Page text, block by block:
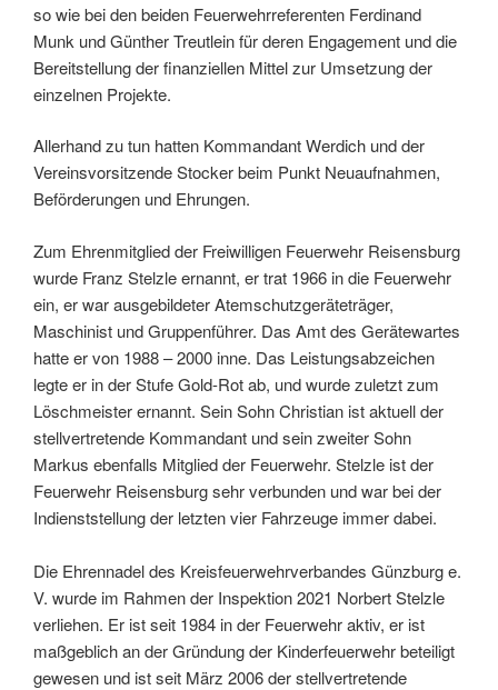
so wie bei den beiden Feuerwehrreferenten Ferdinand
Munk und Günther Treutlein für deren Engagement und die
Bereitstellung der finanziellen Mittel zur Umsetzung der
einzelnen Projekte.
Allerhand zu tun hatten Kommandant Werdich und der
Vereinsvorsitzende Stocker beim Punkt Neuaufnahmen,
Beförderungen und Ehrungen.
Zum Ehrenmitglied der Freiwilligen Feuerwehr Reisensburg
wurde Franz Stelzle ernannt, er trat 1966 in die Feuerwehr
ein, er war ausgebildeter Atemschutzgeräteträger,
Maschinist und Gruppenführer. Das Amt des Gerätewartes
hatte er von 1988 – 2000 inne. Das Leistungsabzeichen
legte er in der Stufe Gold-Rot ab, und wurde zuletzt zum
Löschmeister ernannt. Sein Sohn Christian ist aktuell der
stellvertretende Kommandant und sein zweiter Sohn
Markus ebenfalls Mitglied der Feuerwehr. Stelzle ist der
Feuerwehr Reisensburg sehr verbunden und war bei der
Indienststellung der letzten vier Fahrzeuge immer dabei.
Die Ehrennadel des Kreisfeuerwehrverbandes Günzburg e.
V. wurde im Rahmen der Inspektion 2021 Norbert Stelzle
verliehen. Er ist seit 1984 in der Feuerwehr aktiv, er ist
maßgeblich an der Gründung der Kinderfeuerwehr beteiligt
gewesen und ist seit März 2006 der stellvertretende